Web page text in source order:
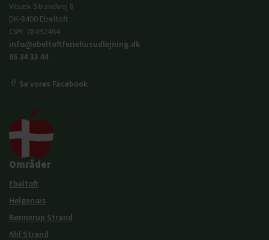
Vibæk Strandvej 8
DK-8400 Ebeltoft
CVR: 28492464
info@ebeltoftferiehusudlejning.dk
86 34 33 44
Se vores Facebook
Områder
Ebeltoft
Helgenæs
Bønnerup Strand
Ahl Strand